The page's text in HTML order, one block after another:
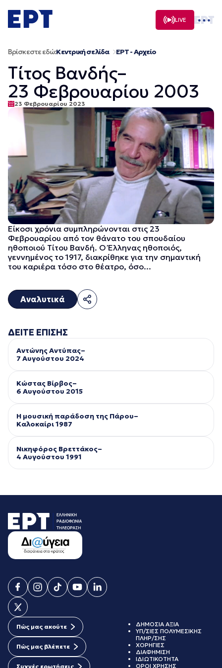
σε
περιεχόμενο
LIVE
Βρίσκεστε εδώ:Κεντρική σελίδα ΕΡΤ - Αρχείο
Τίτος Βανδής–
23 Φεβρουαρίου 2003
23 Φεβρουαρίου 2023
Είκοσι χρόνια συμπληρώνονται στις 23
Φεβρουαρίου από τον θάνατο του σπουδαίου
ηθοποιού Τίτου Βανδή. Ο Έλληνας ηθοποιός,
γεννημένος το 1917, διακρίθηκε για την σημαντική
του καριέρα τόσο στο θέατρο, όσο...
Αναλυτικά
ΔΕΙΤΕ ΕΠΙΣΗΣ
Αντώνης Αντύπας–
7 Αυγούστου 2024
Κώστας Βίρβος–
6 Αυγούστου 2015
Η μουσική παράδοση της Πάρου–
Kαλοκαίρι 1987
Νικηφόρος Βρεττάκος–
4 Αυγούστου 1991
Πώς μας ακούτε
Πώς μας βλέπετε
Συχνές ερωτήσεις
ΔΗΜΟΣΙΑ ΑΞΙΑ
ΥΠ/ΣΙΕΣ ΠΟΛΥΜΕΣΙΚΗΣ
ΠΛΗΡ/ΣΗΣ
ΧΟΡΗΓΙΕΣ
ΔΙΑΦΗΜΙΣΗ
ΙΔΙΩΤΙΚΟΤΗΤΑ
ΟΡΟΙ ΧΡΗΣΗΣ